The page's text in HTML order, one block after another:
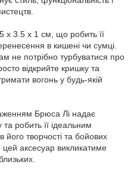
x 3.5 x 1 см, що робить її
в кишені чи сумці.
не потрібно турбуватися про
відкрийте кришку та
вогонь у будь-якій
Брюса Лі надає
робить її ідеальним
творчості та бойових
аксесуар викликатиме